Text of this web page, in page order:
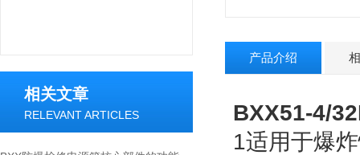
相关文章
RELEVANT ARTICLES
产品介绍
BXX51-4/
1适用于爆